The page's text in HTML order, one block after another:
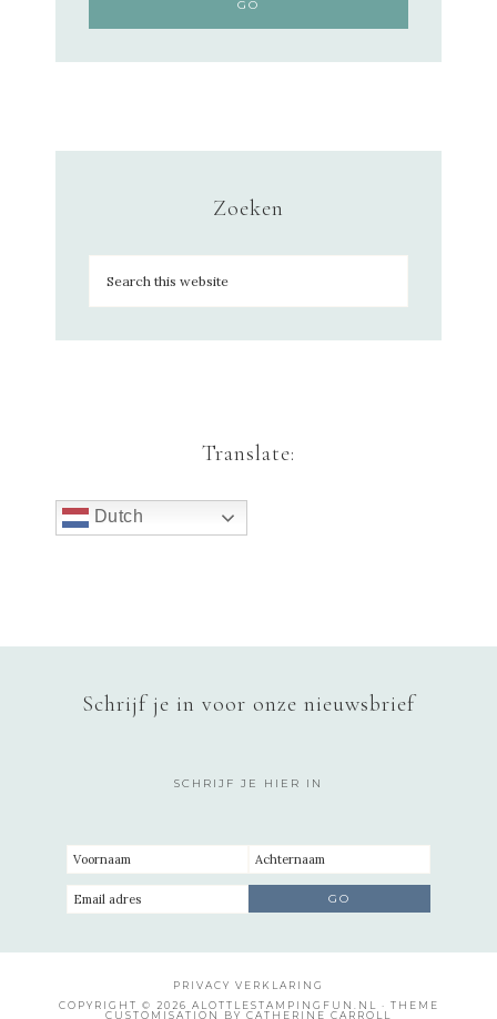
Zoeken
Translate:
Dutch
Schrijf je in voor onze nieuwsbrief
SCHRIJF JE HIER IN
PRIVACY VERKLARING
COPYRIGHT © 2026 ALOTTLESTAMPINGFUN.NL · THEME
CUSTOMISATION BY CATHERINE CARROLL